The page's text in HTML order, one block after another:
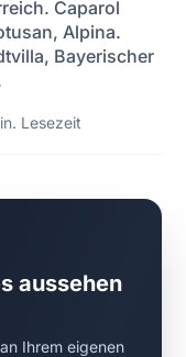
Caparol
Alpina.
Bayerischer
Lesezeit
aussehen
Ihrem eigenen